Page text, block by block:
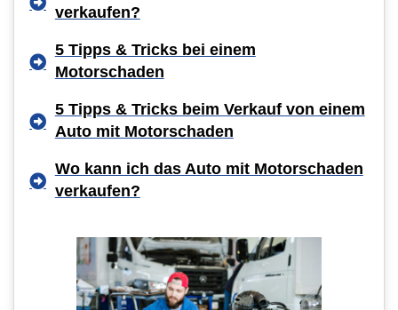
verkaufen?
5 Tipps & Tricks bei einem
Motorschaden
5 Tipps & Tricks beim Verkauf von einem
Auto mit Motorschaden
Wo kann ich das Auto mit Motorschaden
verkaufen?